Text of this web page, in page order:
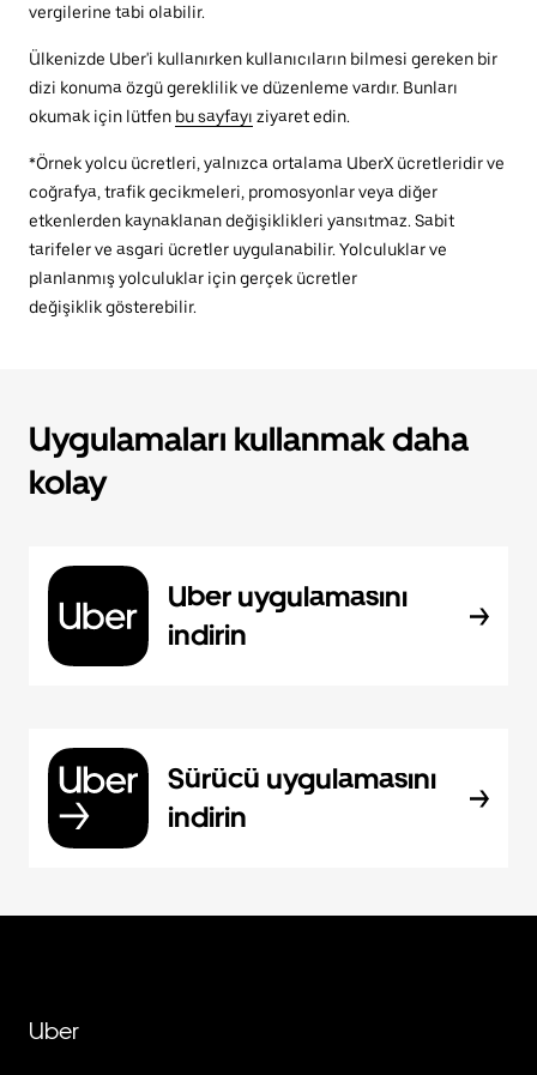
vergilerine tabi olabilir.
Ülkenizde Uber'i kullanırken kullanıcıların bilmesi gereken bir
dizi konuma özgü gereklilik ve düzenleme vardır. Bunları
okumak için lütfen bu sayfayı ziyaret edin.
*Örnek yolcu ücretleri, yalnızca ortalama UberX ücretleridir ve
coğrafya, trafik gecikmeleri, promosyonlar veya diğer
etkenlerden kaynaklanan değişiklikleri yansıtmaz. Sabit
tarifeler ve asgari ücretler uygulanabilir. Yolculuklar ve
planlanmış yolculuklar için gerçek ücretler
değişiklik gösterebilir.
Uygulamaları kullanmak daha
kolay
Uber uygulamasını
indirin
Sürücü uygulamasını
indirin
Uber